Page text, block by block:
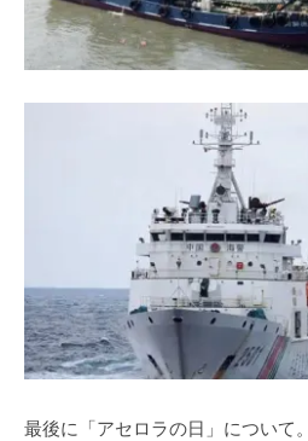
最後に「アセロラの日」について。